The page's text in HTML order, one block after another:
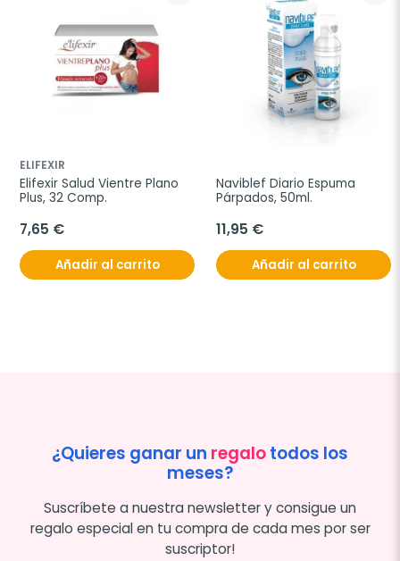
ELIFEXIR
Elifexir Salud Vientre Plano
Plus, 32 Comp.
7,65 €
Añadir al carrito
Naviblef Diario Espuma
Párpados, 50ml.
11,95 €
Añadir al carrito
¿Quieres ganar un regalotodos los
meses?
Suscríbete a nuestra newsletter y consigue un
regalo especial en tu compra de cada mes por ser
suscriptor!